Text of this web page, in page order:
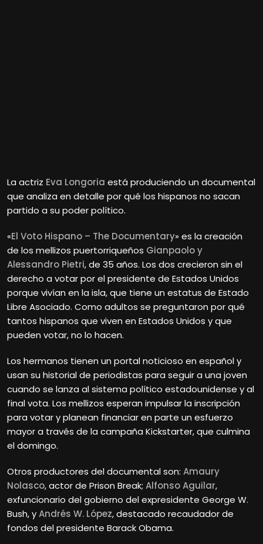
La actriz Eva Longoria está produciendo un documental
que analiza en detalle por qué los hispanos no sacan
partido a su poder político.
«El Voto Hispano – The Documentary» es la creación
de los mellizos puertorriqueños Gianpaolo y
Alessandro Pietri, de 35 años. Los dos crecieron sin el
derecho a votar por el presidente de Estados Unidos
porque vivían en la isla, que tiene un estatus de Estado
Libre Asociado. Como adultos se preguntaron por qué
tantos hispanos que viven en Estados Unidos y que
pueden votar, no lo hacen.
Los hermanos tienen un portal noticioso en español y
usan su historial de periodistas para seguir a una joven
cuando se lanza al sistema político estadounidense y al
final vota. Los mellizos esperan impulsar la inscripción
para votar y planean financiar en parte un esfuerzo
mayor a través de la campaña Kickstarter, que culmina
el domingo.
Otros productores del documental son: Amaury
Nolasco, actor de Prison Break; Alfonso Aguilar,
exfuncionario del gobierno del expresidente George W.
Bush, yAndrés W. López, destacado recaudador de
fondos del presidente Barack Obama.